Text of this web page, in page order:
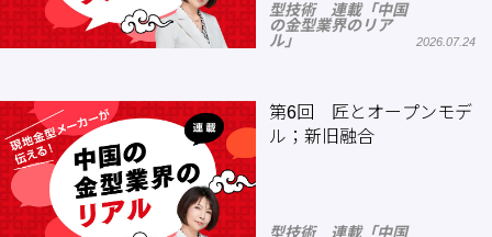
型技術 連載「中国
の金型業界のリア
ル」
2026.07.24
第6回 匠とオープンモデ
ル；新旧融合
型技術 連載「中国